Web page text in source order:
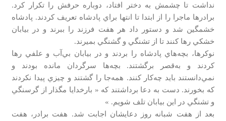
نداشت تا چشمش به دختر افتاد، دوباره حرفش را تكرار كرد.
برادرها ماجرا را از ابتدا تا انتها براي پادشاه تعريف كردند. پادشاه
خشمگين شد و دستور داد هر هفت فرزند را ببرند و در بيابان
خشكي رها كنند تا از تشنگي و گشنگي بميرند.
نوكرها، بچه‌هاي پادشاه را بردند و در بيابان بي‌آب و علفي رها
كردند و به‌قصر برگشتند. بچه‌ها سرگردان مانده بودند و
نمي‌دانستند بايد چه‌كار كنند. همه‌جا را گشتند و چيزي پيدا نكردند
كه بخورند. دست به دعا برداشتند كه « بارخدايا مگذار از گرسنگي
و تشنگي در اين بيابان تلف شويم. »
بعد از هفت شبانه روز دعايشان اجابت شد. هفت برادر، هفت